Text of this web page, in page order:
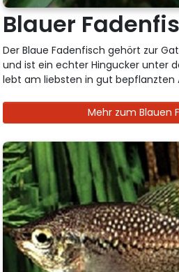
Blauer
Der Blaue Fadenfisch gehört zur
und ist ein echter Hingucker unter
lebt am liebsten in gut bepflanzten
Mehr zum Blauen